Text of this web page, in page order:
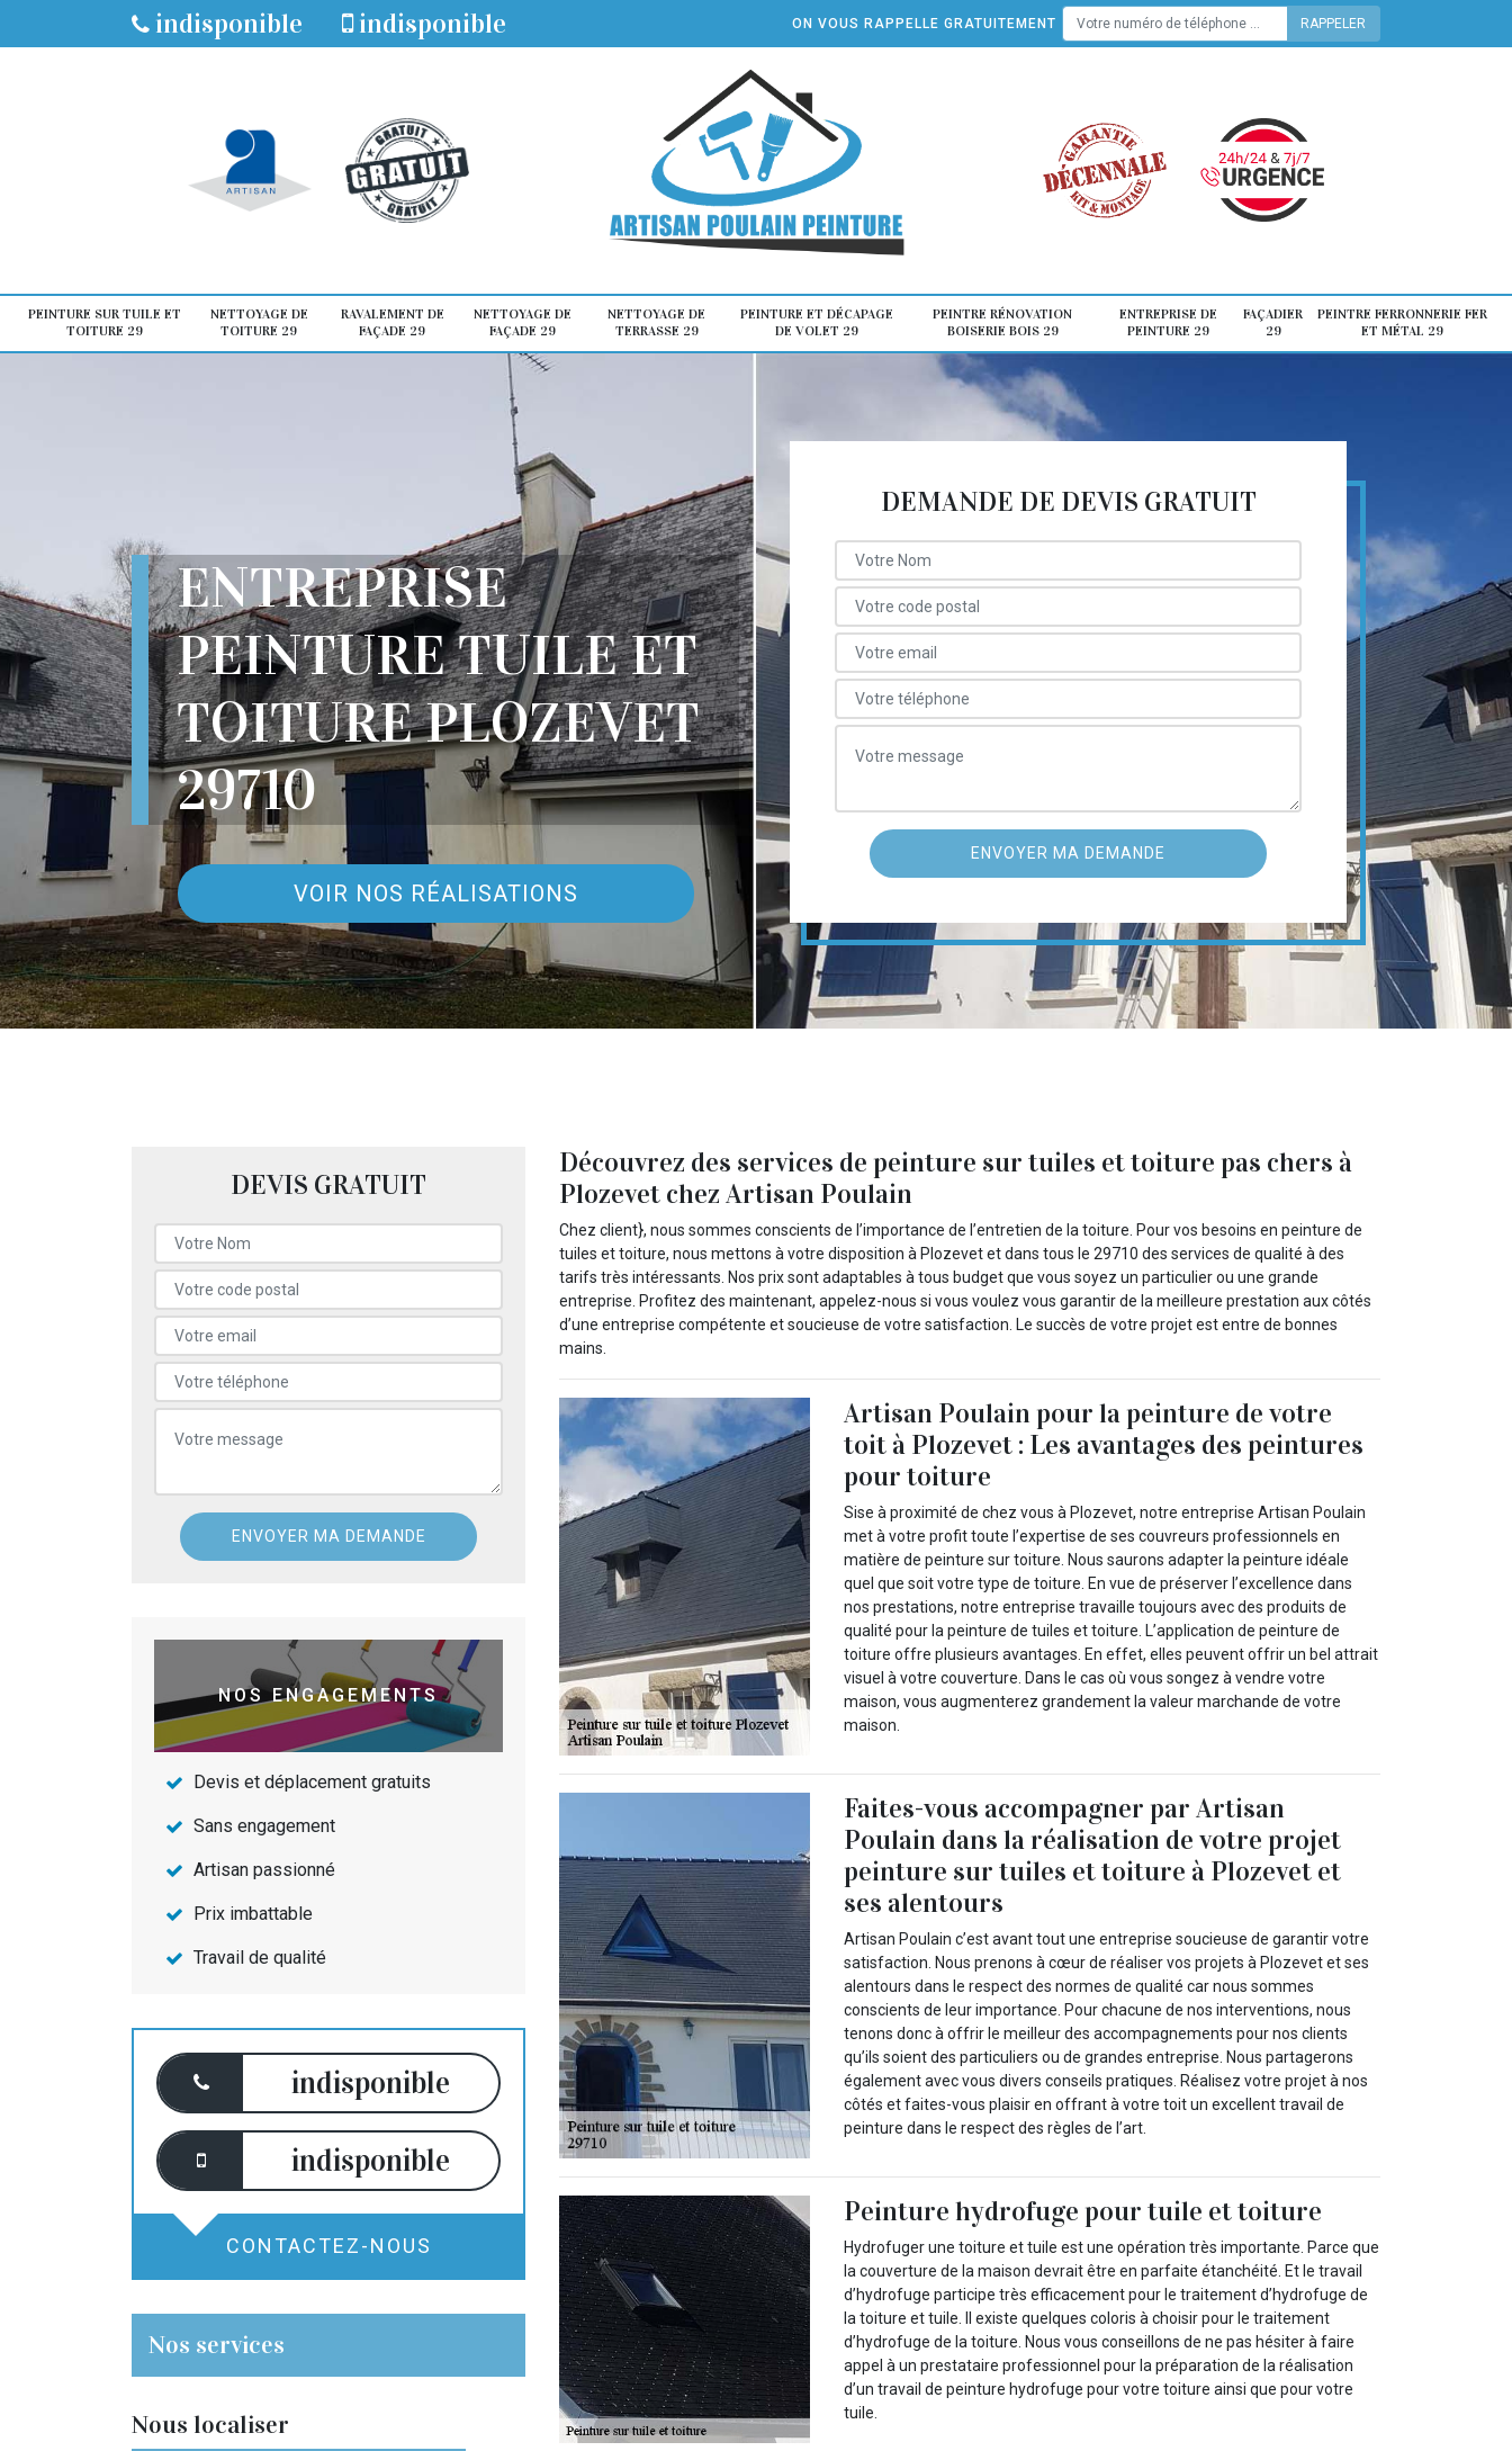
indisponible indisponible ON VOUS RAPPELLE GRATUITEMENT
PEINTURE SUR TUILE ET
TOITURE 29
NETTOYAGE DE
TOITURE 29
RAVALEMENT DE
FAÇADE 29
NETTOYAGE DE
FAÇADE 29
NETTOYAGE DE
TERRASSE 29
PEINTURE ET DÉCAPAGE
DE VOLET 29
PEINTRE RÉNOVATION
BOISERIE BOIS 29
ENTREPRISE DE
PEINTURE 29
FAÇADIER
29
PEINTRE FERRONNERIE FER
ET MÉTAL 29
ENTREPRISE
PEINTURE TUILE ET
TOITURE PLOZEVET
29710
VOIR NOS RÉALISATIONS
DEMANDE DE DEVIS GRATUIT
DEVIS GRATUIT
NOS ENGAGEMENTS
Devis et déplacement gratuits
Sans engagement
Artisan passionné
Prix imbattable
Travail de qualité
indisponible
indisponible
CONTACTEZ-NOUS
Nos services
Nous localiser
Découvrez des services de peinture sur tuiles et toiture pas chers à
Plozevet chez Artisan Poulain
Chez client}, nous sommes conscients de l’importance de l’entretien de la toiture. Pour vos besoins en peinture de
tuiles et toiture, nous mettons à votre disposition à Plozevet et dans tous le 29710 des services de qualité à des
tarifs très intéressants. Nos prix sont adaptables à tous budget que vous soyez un particulier ou une grande
entreprise. Profitez des maintenant, appelez-nous si vous voulez vous garantir de la meilleure prestation aux côtés
d’une entreprise compétente et soucieuse de votre satisfaction. Le succès de votre projet est entre de bonnes
mains.
Artisan Poulain pour la peinture de votre
toit à Plozevet : Les avantages des peintures
pour toiture
Sise à proximité de chez vous à Plozevet, notre entreprise Artisan Poulain
met à votre profit toute l’expertise de ses couvreurs professionnels en
matière de peinture sur toiture. Nous saurons adapter la peinture idéale
quel que soit votre type de toiture. En vue de préserver l’excellence dans
nos prestations, notre entreprise travaille toujours avec des produits de
qualité pour la peinture de tuiles et toiture. L’application de peinture de
toiture offre plusieurs avantages. En effet, elles peuvent offrir un bel attrait
visuel à votre couverture. Dans le cas où vous songez à vendre votre
maison, vous augmenterez grandement la valeur marchande de votre
maison.
Faites-vous accompagner par Artisan
Poulain dans la réalisation de votre projet
peinture sur tuiles et toiture à Plozevet et
ses alentours
Artisan Poulain c’est avant tout une entreprise soucieuse de garantir votre
satisfaction. Nous prenons à cœur de réaliser vos projets à Plozevet et ses
alentours dans le respect des normes de qualité car nous sommes
conscients de leur importance. Pour chacune de nos interventions, nous
tenons donc à offrir le meilleur des accompagnements pour nos clients
qu’ils soient des particuliers ou de grandes entreprise. Nous partagerons
également avec vous divers conseils pratiques. Réalisez votre projet à nos
côtés et faites-vous plaisir en offrant à votre toit un excellent travail de
peinture dans le respect des règles de l’art.
Peinture hydrofuge pour tuile et toiture
Hydrofuger une toiture et tuile est une opération très importante. Parce que
la couverture de la maison devrait être en parfaite étanchéité. Et le travail
d’hydrofuge participe très efficacement pour le traitement d’hydrofuge de
la toiture et tuile. Il existe quelques coloris à choisir pour le traitement
d’hydrofuge de la toiture. Nous vous conseillons de ne pas hésiter à faire
appel à un prestataire professionnel pour la préparation de la réalisation
d’un travail de peinture hydrofuge pour votre toiture ainsi que pour votre
tuile.